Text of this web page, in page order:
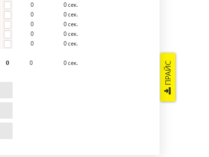
ПРАЙС
0 0сек.
0 0сек.
0 0сек.
0 0сек.
0 0сек.
0 0 0сек.